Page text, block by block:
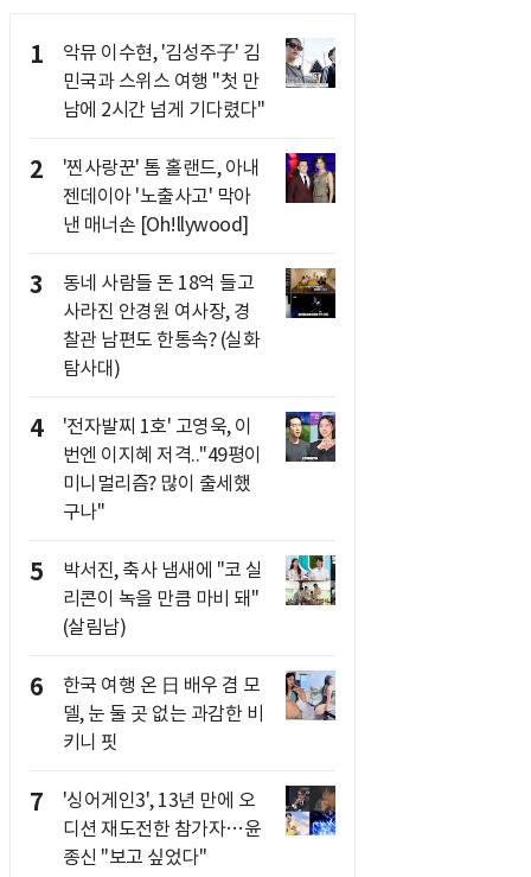
1
악뮤 이수현, '김성주子' 김
민국과 스위스 여행 "첫 만
남에 2시간 넘게 기다렸다"
2
'찐사랑꾼' 톰 홀랜드, 아내
젠데이아 '노출사고' 막아
낸 매너손 [Oh!llywood]
3
동네 사람들 돈 18억 들고
사라진 안경원 여사장, 경
찰관 남편도 한통속? (실화
탐사대)
4
'전자발찌 1호' 고영욱, 이
번엔 이지혜 저격.."49평이
미니멀리즘? 많이 출세했
구나"
5
박서진, 축사 냄새에 "코 실
리콘이 녹을 만큼 마비 돼"
(살림남)
6
한국 여행 온 日 배우 겸 모
델, 눈 둘 곳 없는 과감한 비
키니 핏
7
'싱어게인3', 13년 만에 오
디션 재도전한 참가자…윤
종신 "보고 싶었다"